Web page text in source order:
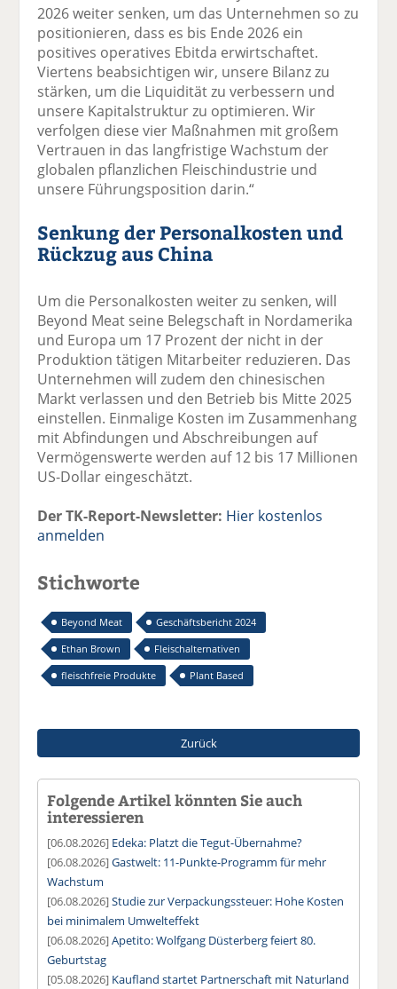
2026 weiter senken, um das Unternehmen so zu
positionieren, dass es bis Ende 2026 ein
positives operatives Ebitda erwirtschaftet.
Viertens beabsichtigen wir, unsere Bilanz zu
stärken, um die Liquidität zu verbessern und
unsere Kapitalstruktur zu optimieren. Wir
verfolgen diese vier Maßnahmen mit großem
Vertrauen in das langfristige Wachstum der
globalen pflanzlichen Fleischindustrie und
unsere Führungsposition darin.“
Senkung der Personalkosten und
Rückzug aus China
Um die Personalkosten weiter zu senken, will
Beyond Meat seine Belegschaft in Nordamerika
und Europa um 17 Prozent der nicht in der
Produktion tätigen Mitarbeiter reduzieren. Das
Unternehmen will zudem den chinesischen
Markt verlassen und den Betrieb bis Mitte 2025
einstellen. Einmalige Kosten im Zusammenhang
mit Abfindungen und Abschreibungen auf
Vermögenswerte werden auf 12 bis 17 Millionen
US-Dollar eingeschätzt.
Der TK-Report-Newsletter: Hier kostenlos
anmelden
Stichworte
Beyond Meat
Geschäftsbericht 2024
Ethan Brown
Fleischalternativen
fleischfreie Produkte
Plant Based
Zurück
Folgende Artikel könnten Sie auch
interessieren
[06.08.2026] Edeka: Platzt die Tegut-Übernahme?
[06.08.2026]Gastwelt: 11-Punkte-Programm für mehr
Wachstum
[06.08.2026]Studie zur Verpackungssteuer: Hohe Kosten
bei minimalem Umwelteffekt
[06.08.2026]Apetito: Wolfgang Düsterberg feiert 80.
Geburtstag
[05.08.2026] Kaufland startet Partnerschaft mit Naturland